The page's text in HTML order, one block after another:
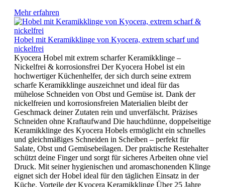
Mehr erfahren
Hobel mit Keramikklinge von Kyocera, extrem scharf und
nickelfrei
Kyocera Hobel mit extrem scharfer Keramikklinge –
Nickelfrei & korrosionsfrei Der Kyocera Hobel ist ein
hochwertiger Küchenhelfer, der sich durch seine extrem
scharfe Keramikklinge auszeichnet und ideal für das
mühelose Schneiden von Obst und Gemüse ist. Dank der
nickelfreien und korrosionsfreien Materialien bleibt der
Geschmack deiner Zutaten rein und unverfälscht. Präzises
Schneiden ohne Kraftaufwand Die hauchdünne, doppelseitige
Keramikklinge des Kyocera Hobels ermöglicht ein schnelles
und gleichmäßiges Schneiden in Scheiben – perfekt für
Salate, Obst und Gemüsebeilagen. Der praktische Restehalter
schützt deine Finger und sorgt für sicheres Arbeiten ohne viel
Druck. Mit seiner hygienischen und aromaschonenden Klinge
eignet sich der Hobel ideal für den täglichen Einsatz in der
Küche. Vorteile der Kyocera Keramikklinge Über 25 Jahre